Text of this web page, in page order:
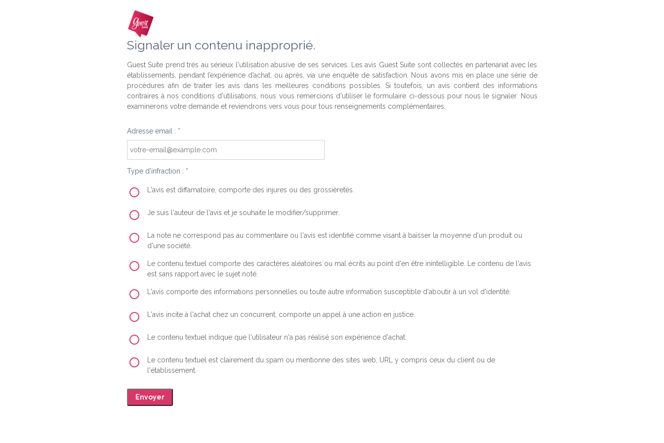
Signaler un contenu inapproprié.
Guest Suite prend très au sérieux l'utilisation abusive de ses services. Les avis Guest Suite sont collectés en partenariat avec les
établissements, pendant l’expérience d’achat, ou après, via une enquête de satisfaction. Nous avons mis en place une série de
procédures afin de traiter les avis dans les meilleures conditions possibles. Si toutefois, un avis contient des informations
contraires à nos conditions d'utilisations, nous vous remercions d'utiliser le formulaire ci-dessous pour nous le signaler. Nous
examinerons votre demande et reviendrons vers vous pour tous renseignements complémentaires.
Adresse email : *
Type d'infraction : *
L'avis est diffamatoire, comporte des injures ou des grossièretés.
Je suis l'auteur de l'avis et je souhaite le modifier/supprimer.
La note ne correspond pas au commentaire ou l'avis est identifié comme visant à baisser la moyenne d'un produit ou
d'une société.
Le contenu textuel comporte des caractères aléatoires ou mal écrits au point d'en être inintelligible. Le contenu de l'avis
est sans rapport avec le sujet noté.
L'avis comporte des informations personnelles ou toute autre information susceptible d'aboutir à un vol d'identité.
L'avis incite à l'achat chez un concurrent, comporte un appel à une action en justice.
Le contenu textuel indique que l'utilisateur n'a pas réalisé son expérience d'achat.
Le contenu textuel est clairement du spam ou mentionne des sites web, URL y compris ceux du client ou de
l'établissement.
Envoyer